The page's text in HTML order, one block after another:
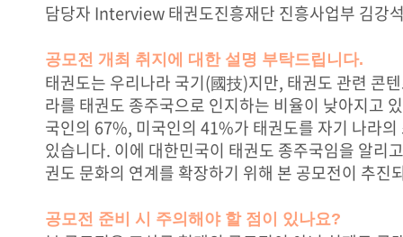
담당자 Interview 태권도진흥재단 진흥사업부 김강
공모전 개최 취지에 대한 설명 부탁드립니다.
태권도는 우리나라 국기(國技)지만, 태권도 관련 콘
라를 태권도 종주국으로 인지하는 비율이 낮아지고
국인의 67%, 미국인의 41%가 태권도를 자기 나라
있습니다. 이에 대한민국이 태권도 종주국임을 알리
권도 문화의 연계를 확장하기 위해 본 공모전이 추진
공모전 준비 시 주의해야 할 점이 있나요?